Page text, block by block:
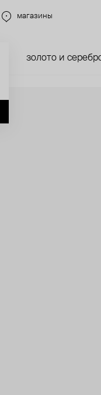
магазины
золото и